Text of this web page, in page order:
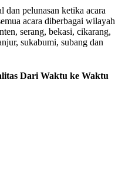
dan pelunasan ketika acara
acara diberbagai wilayah
serang, bekasi, cikarang,
sukabumi, subang dan
Dari Waktu ke Waktu